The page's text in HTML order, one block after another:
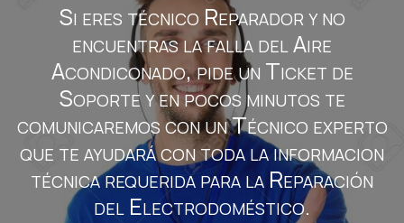
Si eres técnico Reparador y no
encuentras la falla del Aire
Acondiconado, pide un Ticket de
Soporte y en pocos minutos te
comunicaremos con un Técnico experto
que te ayudará con toda la informacion
técnica requerida para la Reparación
del Electrodoméstico.